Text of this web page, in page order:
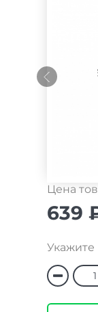
Цена
639
Укажите